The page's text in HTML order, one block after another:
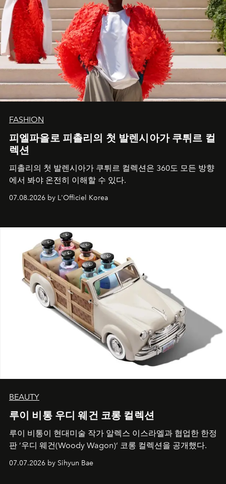
FASHION
피엘파올로 피촐리의 첫 발렌시아가 쿠튀르 컬
렉션
피촐리의 첫 발렌시아가 쿠튀르 컬렉션은 360도 모든 방향
에서 봐야 온전히 이해할 수 있다.
07.08.2026 by L'Officiel Korea
BEAUTY
루이 비통 우디 웨건 코롱 컬렉션
루이 비통이 현대미술 작가 알렉스 이스라엘과 협업한 한정
판 ’우디 웨건(Woody Wagon)‘ 코롱 컬렉션을 공개했다.
07.07.2026 by Sihyun Bae